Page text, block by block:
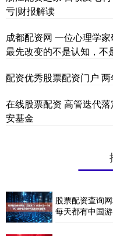
亏|财报解读
成都配资网 一位心理学
最先改变的不是认知，不
配资优秀股票配资门户
在线股票配资 高管迭代
安基金
股票配资查询
每天都有中国